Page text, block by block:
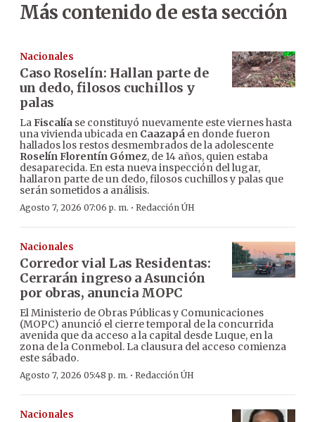
Más contenido de esta sección
Nacionales
Caso Roselín: Hallan parte de
un dedo, filosos cuchillos y
palas
LaFiscalía se constituyó nuevamente este viernes hasta
una vivienda ubicada en Caazapá en donde fueron
hallados los restos desmembrados de la adolescente
Roselín Florentín Gómez, de 14 años, quien estaba
desaparecida. En esta nueva inspección del lugar,
hallaron parte de un dedo, filosos cuchillos y palas que
serán sometidos a análisis.
Agosto 7, 2026 07:06 p. m. · Redacción ÚH
Nacionales
Corredor vial Las Residentas:
Cerrarán ingreso a Asunción
por obras, anuncia MOPC
El Ministerio de Obras Públicas y Comunicaciones
(MOPC) anunció el cierre temporal de la concurrida
avenida que da acceso a la capital desde Luque, en la
zona de la Conmebol. La clausura del acceso comienza
este sábado.
Agosto 7, 2026 05:48 p. m. · Redacción ÚH
Nacionales